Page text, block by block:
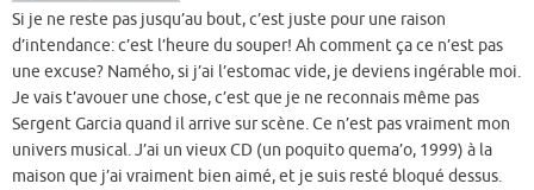
Si je ne reste pas jusqu’au bout, c’est juste pour une raison
d’intendance: c’est l’heure du souper! Ah comment ça ce n’est pas
une excuse? Namého, si j’ai l’estomac vide, je deviens ingérable moi.
Je vais t’avouer une chose, c’est que je ne reconnais même pas
Sergent Garcia quand il arrive sur scène. Ce n’est pas vraiment mon
univers musical. J’ai un vieux CD (un poquito quema’o, 1999) à la
maison que j’ai vraiment bien aimé, et je suis resté bloqué dessus.